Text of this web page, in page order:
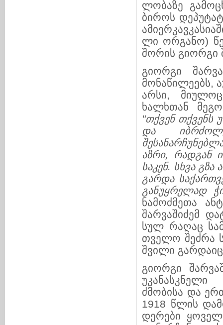
ლო­ბა­ზე
ბიროს
ლი ორგანო)
შორის გიორგი
გიორგი
მონაწილეებს,
არსი,
ხალხთან
"თქვენ თქვენს
და იბრ
აზრი, რადგან
საკენ. სხვა
გარდა საქართ
განუყრელად
ნამოძმეთა
შარვა­შიძემ
სულ რაღაც
თველო შეძრა
შვი­ლი
გიორგი
ძმობისა და
1918 წლის
დე­რე­ბი